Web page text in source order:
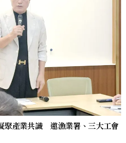
聚產業共識 邀漁業署、三大工會